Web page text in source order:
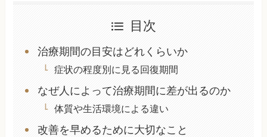
目次
治療期間の目安はどれくらいか
症状の程度別に見る回復期間
なぜ人によって治療期間に差が出るのか
体質や生活環境による違い
改善を早めるために大切なこと